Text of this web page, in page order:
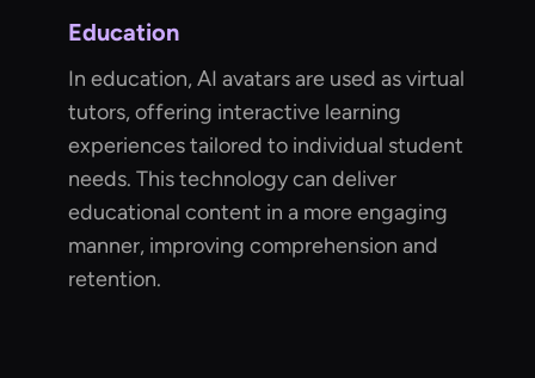
Education
In education, AI avatars are used as virtual
tutors, offering interactive learning
experiences tailored to individual student
needs. This technology can deliver
educational content in a more engaging
manner, improving comprehension and
retention.